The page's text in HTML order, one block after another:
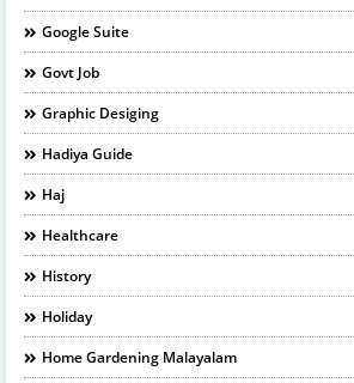
Google Suite
Govt Job
Graphic Desiging
Hadiya Guide
Haj
Healthcare
History
Holiday
Home Gardening Malayalam